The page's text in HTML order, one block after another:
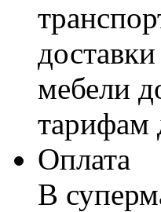
мебели
тарифам
Оплата
В